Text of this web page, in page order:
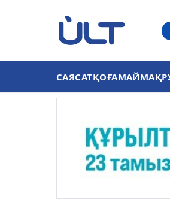
САЯСАТҚОҒАМАЙМАҚ